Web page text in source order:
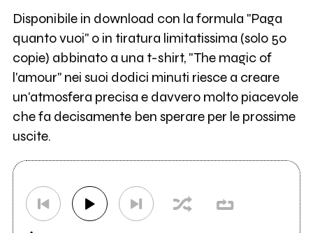
Disponibile in download con la formula "Paga
quanto vuoi" o in tiratura limitatissima (solo 50
copie) abbinato a una t-shirt, "The magic of
l'amour" nei suoi dodici minuti riesce a creare
un'atmosfera precisa e davvero molto piacevole
che fa decisamente ben sperare per le prossime
uscite.